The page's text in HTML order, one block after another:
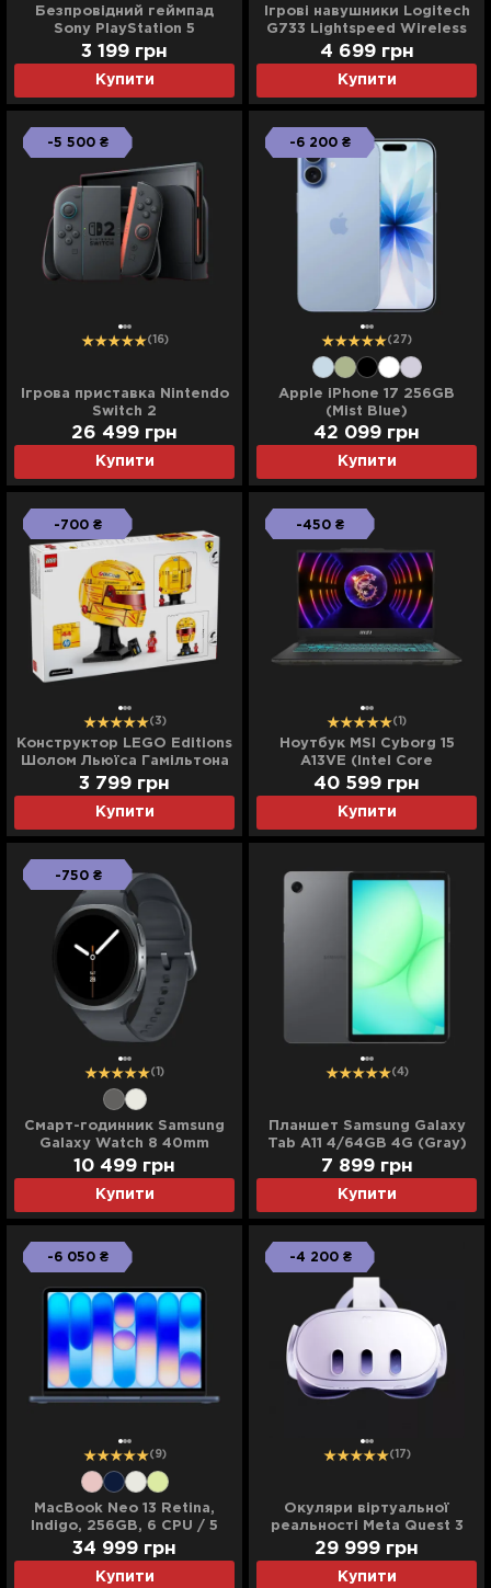
Безпровідний геймпад
Sony PlayStation 5
DualSense (White)
Купити
3 199 грн
Ігрові навушники Logitech
G733 Lightspeed Wireless
RGB Gaming Headset Black
EU (981-000864)
Купити
4 699 грн
-5 500 ₴
(16)
Ігрова приставка Nintendo
Switch 2
Купити
26 499 грн
-6 200 ₴
(27)
Apple iPhone 17 256GB
(Mist Blue)
Купити
42 099 грн
-700 ₴
(3)
Конструктор LEGO Editions
Шолом Льюїса Гамільтона
з команди Scuderia Ferrari
HP (43022)
Купити
3 799 грн
-450 ₴
(1)
Ноутбук MSI Cyborg 15
A13VE (Intel Core
i5/16GB/512GB (SSD)/RTX
4050) (A13VE-1613XPL)
(Standard)
Купити
40 599 грн
-750 ₴
(1)
Смарт-годинник Samsung
Galaxy Watch 8 40mm
(Gray) (Standard)
Купити
10 499 грн
(4)
Планшет Samsung Galaxy
Tab A11 4/64GB 4G (Gray)
(Standard)
Купити
7 899 грн
-6 050 ₴
(9)
MacBook Neo 13 Retina,
Indigo, 256GB, 6 CPU / 5
GPU, 8GB RAM with Apple
A18 Pro (2026) (MHFF4)
Купити
34 999 грн
-4 200 ₴
(17)
Окуляри віртуальної
реальності Meta Quest 3
512GB
Купити
29 999 грн